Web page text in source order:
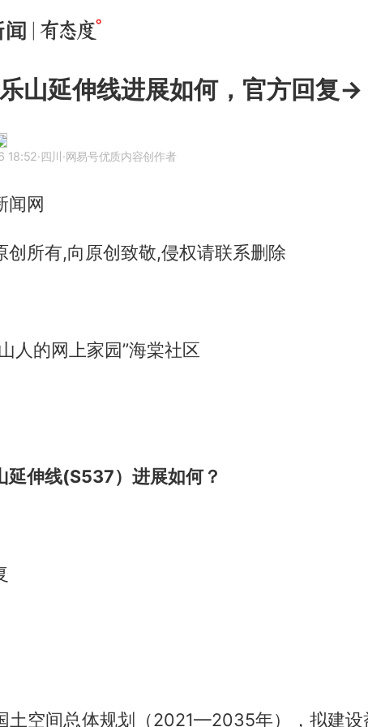
山延伸线进展如何，官方回复→
18:52·四川·网易号优质内容创作者
闻网
创所有,向原创致敬,侵权请联系删除
人的网上家园”海棠社区
延伸线(S537）进展如何？
土空间总体规划（2021—2035年），拟建设